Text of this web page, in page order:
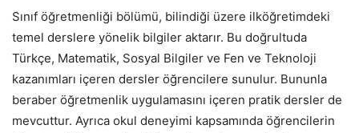
Sınıf öğretmenliği bölümü, bilindiği üzere ilköğretimdeki
temel derslere yönelik bilgiler aktarır. Bu doğrultuda
Türkçe, Matematik, Sosyal Bilgiler ve Fen ve Teknoloji
kazanımları içeren dersler öğrencilere sunulur. Bununla
beraber öğretmenlik uygulamasını içeren pratik dersler de
mevcuttur. Ayrıca okul deneyimi kapsamında öğrencilerin